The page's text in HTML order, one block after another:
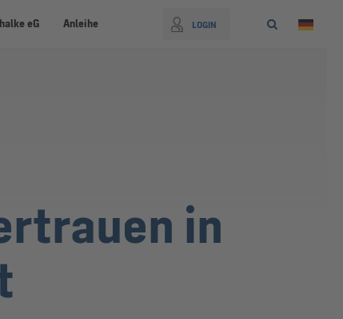
eG Anleihe LOGIN
in